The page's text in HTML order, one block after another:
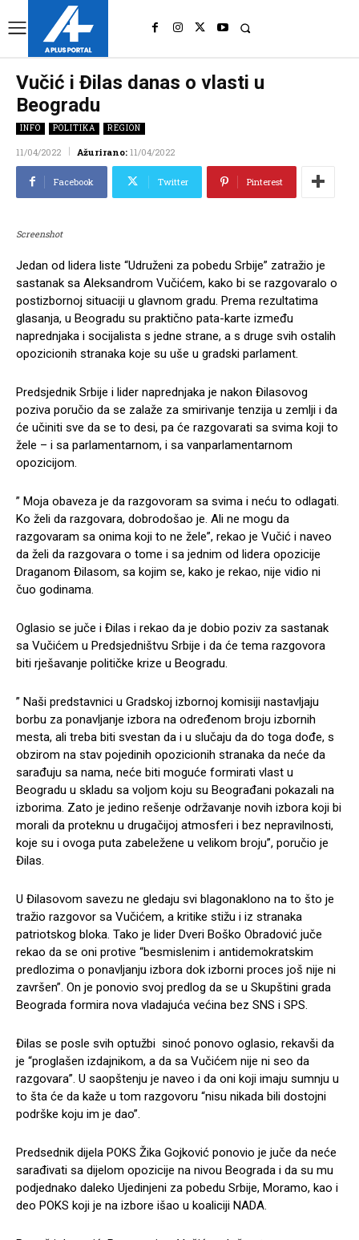
Vučić i Đilas danas o vlasti u
Beogradu
INFO POLITIKA REGION
11/04/2022 Ažurirano: 11/04/2022
Facebook Twitter Pinterest
Screenshot
Jedan od lidera liste “Udruženi za pobedu Srbije” zatražio je
sastanak sa Aleksandrom Vučićem, kako bi se razgovaralo o
postizbornoj situaciji u glavnom gradu. Prema rezultatima
glasanja, u Beogradu su praktično pata-karte između
naprednjaka i socijalista s jedne strane, a s druge svih ostalih
opozicionih stranaka koje su uše u gradski parlament.
Predsjednik Srbije i lider naprednjaka je nakon Đilasovog
poziva poručio da se zalaže za smirivanje tenzija u zemlji i da
će učiniti sve da se to desi, pa će razgovarati sa svima koji to
žele – i sa parlamentarnom, i sa vanparlamentarnom
opozicijom.
” Moja obaveza je da razgovoram sa svima i neću to odlagati.
Ko želi da razgovara, dobrodošao je. Ali ne mogu da
razgovaram sa onima koji to ne žele”, rekao je Vučić i naveo
da želi da razgovara o tome i sa jednim od lidera opozicije
Draganom Đilasom, sa kojim se, kako je rekao, nije vidio ni
čuo godinama.
Oglasio se juče i Đilas i rekao da je dobio poziv za sastanak
sa Vučićem u Predsjedništvu Srbije i da će tema razgovora
biti rješavanje političke krize u Beogradu.
” Naši predstavnici u Gradskoj izbornoj komisiji nastavljaju
borbu za ponavljanje izbora na određenom broju izbornih
mesta, ali treba biti svestan da i u slučaju da do toga dođe, s
obzirom na stav pojedinih opozicionih stranaka da neće da
sarađuju sa nama, neće biti moguće formirati vlast u
Beogradu u skladu sa voljom koju su Beograđani pokazali na
izborima. Zato je jedino rešenje održavanje novih izbora koji bi
morali da proteknu u drugačijoj atmosferi i bez nepravilnosti,
koje su i ovoga puta zabeležene u velikom broju”, poručio je
Đilas.
U Đilasovom savezu ne gledaju svi blagonaklono na to što je
tražio razgovor sa Vučićem, a kritike stižu i iz stranaka
patriotskog bloka. Tako je lider Dveri Boško Obradović juče
rekao da se oni protive “besmislenim i antidemokratskim
predlozima o ponavljanju izbora dok izborni proces još nije ni
završen”. On je ponovio svoj predlog da se u Skupštini grada
Beograda formira nova vladajuća većina bez SNS i SPS.
Đilas se posle svih optužbi sinoć ponovo oglasio, rekavši da
je “proglašen izdajnikom, a da sa Vučićem nije ni seo da
razgovara”. U saopštenju je naveo i da oni koji imaju sumnju u
to šta će da kaže u tom razgovoru “nisu nikada bili dostojni
podrške koju im je dao”.
Predsednik dijela POKS Žika Gojković ponovio je juče da neće
sarađivati sa dijelom opozicije na nivou Beograda i da su mu
podjednako daleko Ujedinjeni za pobedu Srbije, Moramo, kao i
deo POKS koji je na izbore išao u koaliciji NADA.